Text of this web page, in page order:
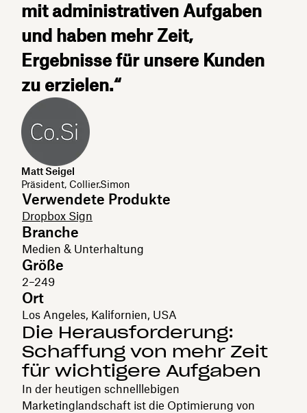
mit administrativen Aufgaben
und haben mehr Zeit,
Ergebnisse für unsere Kunden
zu erzielen.“
Matt Seigel
Präsident, Collier.Simon
Verwendete Produkte
Dropbox Sign
Branche
Medien & Unterhaltung
Größe
2–249
Ort
Los Angeles, Kalifornien, USA
Die Herausforderung:
Schaffung von mehr Zeit
für wichtigere Aufgaben
In der heutigen schnelllebigen
Marketinglandschaft ist die Optimierung von